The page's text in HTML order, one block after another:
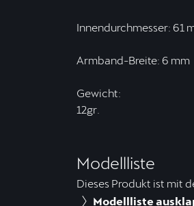
Innendurchmesser: 61
Armband-Breite: 6 mm
Gewicht:
12gr.
Modellliste
Dieses Produkt ist mit
Modellliste